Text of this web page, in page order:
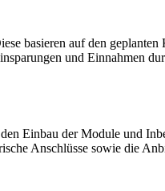
basieren auf den
und Einnahmen
Einbau der Module und
Anschlüsse sowie die